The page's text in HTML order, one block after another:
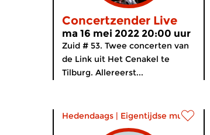
Concertzender Live
ma 16 mei 2022 20:00 uur
Zuid # 53. Twee concerten van
de Link uit Het Cenakel te
Tilburg. Allereerst...
Hedendaags | Eigentijdse muziek